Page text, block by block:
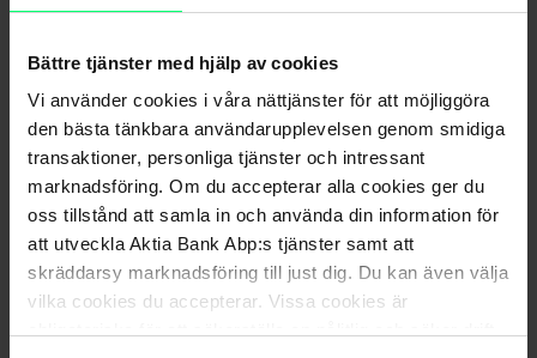
Bättre tjänster med hjälp av cookies
Vi använder cookies i våra nättjänster för att möjliggöra
den bästa tänkbara användarupplevelsen genom smidiga
transaktioner, personliga tjänster och intressant
marknadsföring. Om du accepterar alla cookies ger du
oss tillstånd att samla in och använda din information för
att utveckla Aktia Bank Abp:s tjänster samt att
skräddarsy marknadsföring till just dig. Du kan även välja
vilka cookies du accepterar. Vissa cookies är
referensräntan. Ränteuppgifterna för räntestödslån får du
Låneskötselkonto
Fältet visar det konto som debiteras med lånets
betalningsrater. Om låneraterna faktureras med separat
betalningsavi är fältet tomt. Om det är möjligt att ändra
lånets skötselkonto kan du göra det via länken Ändring av
skötselkonto.